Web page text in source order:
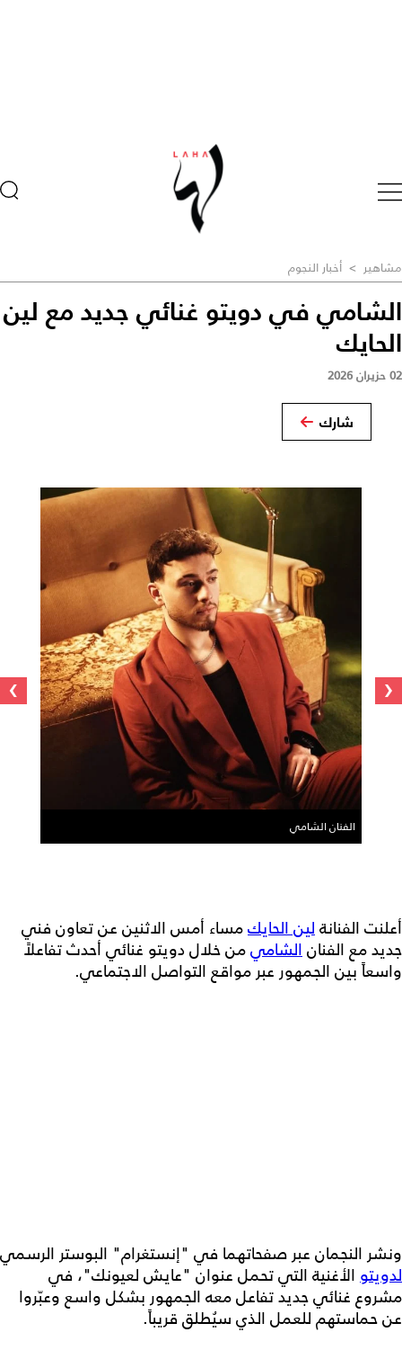
مشاهير > أخبار النجوم
الشامي في دويتو غنائي جديد مع لين
الحايك
02 حزيران 2026
شارك
الفنان الشامي
‹
›
أعلنت الفنانةلين الحايكمساء أمس الاثنين عن تعاون فني
جديد مع الفنانالشاميمن خلال دويتو غنائي أحدث تفاعلاً
واسعاً بين الجمهور عبر مواقع التواصل الاجتماعي.
ونشر النجمان عبر صفحاتهما في "إنستغرام" البوستر الرسمي
لدويتو الأغنية التي تحمل عنوان "عايش لعيونك"، في
مشروع غنائي جديد تفاعل معه الجمهور بشكل واسع وعبّروا
عن حماستهم للعمل الذي سيُطلق قريباً.